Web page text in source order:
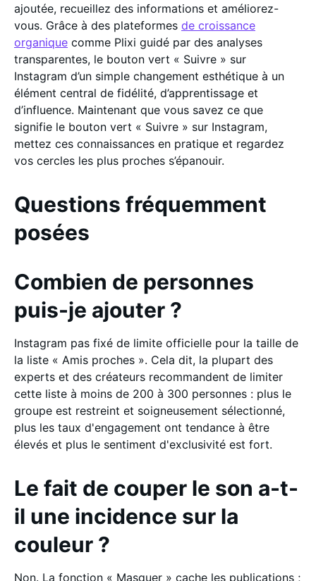
ajoutée, recueillez des informations et améliorez-
vous. Grâce à des plateformes de croissance
organique comme Plixi guidé par des analyses
transparentes, le bouton vert « Suivre » sur
Instagram d’un simple changement esthétique à un
élément central de fidélité, d’apprentissage et
d’influence. Maintenant que vous savez ce que
signifie le bouton vert « Suivre » sur Instagram,
mettez ces connaissances en pratique et regardez
vos cercles les plus proches s’épanouir.
Questions fréquemment
posées
Combien de personnes
puis-je ajouter ?
Instagram pas fixé de limite officielle pour la taille de
la liste « Amis proches ». Cela dit, la plupart des
experts et des créateurs recommandent de limiter
cette liste à moins de 200 à 300 personnes : plus le
groupe est restreint et soigneusement sélectionné,
plus les taux d'engagement ont tendance à être
élevés et plus le sentiment d'exclusivité est fort.
Le fait de couper le son a-t-
il une incidence sur la
couleur ?
Non. La fonction « Masquer » cache les publications ;